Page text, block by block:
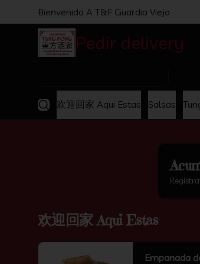
Bienvenido A T&F Guardia Vieja
Pedir delivery
欢迎回家 Aqui Estas Salsas
欢迎回家 Aqui Estas
Empanada